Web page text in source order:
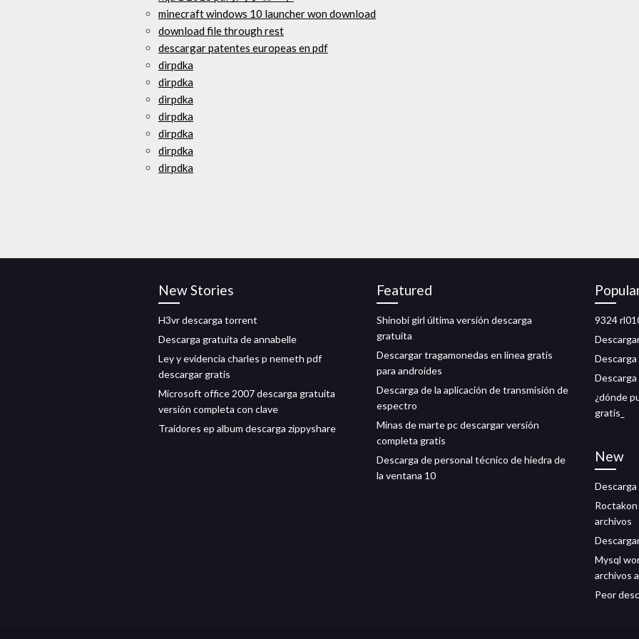
minecraft windows 10 launcher won download
download file through rest
descargar patentes europeas en pdf
dirpdka
dirpdka
dirpdka
dirpdka
dirpdka
dirpdka
dirpdka
New Stories
H3vr descarga torrent
Descarga gratuita de annabelle
Ley y evidencia charles p nemeth pdf
descargar gratis
Microsoft office 2007 descarga gratuita
versión completa con clave
Traidores ep album descarga zippyshare
Featured
Shinobi girl última versión descarga
gratuita
Descargar tragamonedas en línea gratis
para androides
Descarga de la aplicación de transmisión de
espectro
Minas de marte pc descargar versión
completa gratis
Descarga de personal técnico de hiedra de
la ventana 10
9324
¿dónde
gratis_
New
archivos
Mysql
archivos
Peor